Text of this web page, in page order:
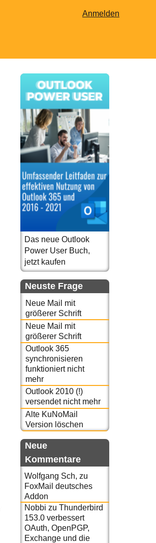
Anmelden
Das neue Outlook
Power User Buch,
jetzt kaufen
Neuste Frage
Neue Mail mit
größerer Schrift
Neue Mail mit
größerer Schrift
Outlook 365
synchronisieren
funktioniert nicht
mehr
Outlook 2010 (!)
versendet nicht mehr
Alte KuNoMail
Version löschen
Neue
Kommentare
Wolfgang Sch, zu
FoxMail deutsches
Addon
Nobbi zu Thunderbird
153.0 verbessert
OAuth, OpenPGP,
Exchange und die